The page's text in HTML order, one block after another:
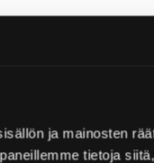
ja mainosten
tietoja